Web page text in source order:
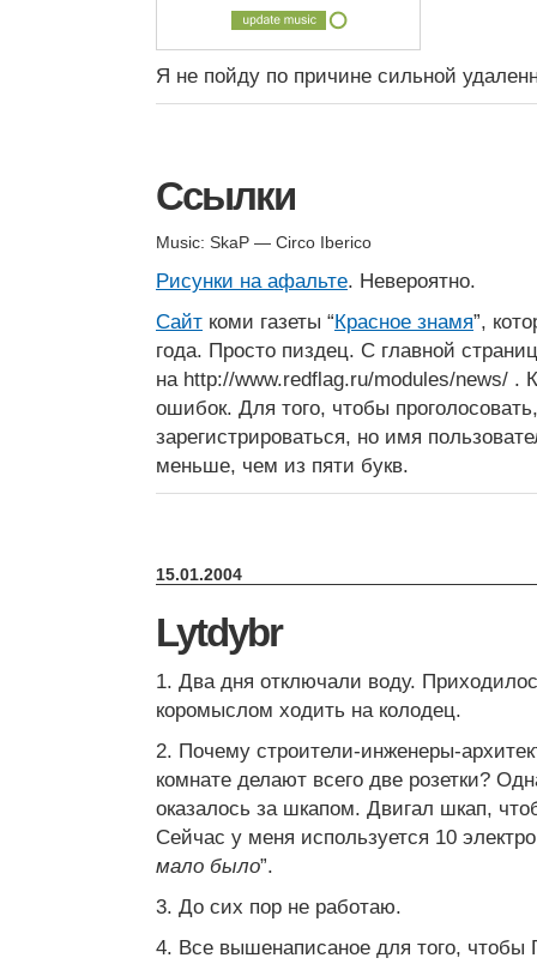
Я не пойду по причине сильной
Ссылки
Music: SkaP — Circo Iberico
Рисунки на афальте. Невероятно.
Сайт коми газеты “Красное знамя”,
года. Просто пиздец. С главной
на http://www.redflag.ru/modules/news/ .
ошибок. Для того, чтобы
зарегистрироваться, но имя
меньше, чем из пяти букв.
15.01.2004
Lytdybr
1. Два дня отключали воду.
коромыслом ходить на колодец.
2. Почему строители-инженеры-
комнате делают всего две розетки?
оказалось за шкапом. Двигал шкап,
Сейчас у меня используется 10
мало было”.
3. До сих пор не работаю.
4. Все вышенаписаное для того, чтобы